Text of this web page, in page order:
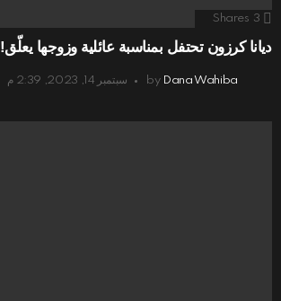
3
Shares
ديانا كرزون تحتفل بمناسبة عائلية وزوجها يعلّق!
by Dana Wahiba سبتمبر 14, 2023, 2:39 م